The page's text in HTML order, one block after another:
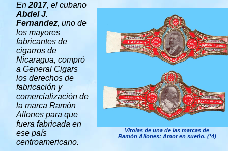
Vitolas de una de las marcas de
Ramón Allones: Amor en sueño. (*4)
En 2017, el cubano
Abdel J.
Fernandez, uno de
los mayores
fabricantes de
cigarros de
Nicaragua, compró
a General Cigars
los derechos de
fabricación y
comercialización de
la marca Ramón
Allones para que
fuera fabricada en
ese país
centroamericano.